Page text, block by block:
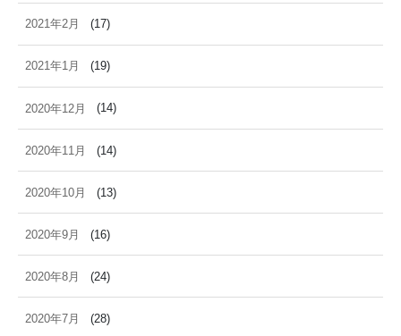
2021年2月 (17)
2021年1月 (19)
2020年12月 (14)
2020年11月 (14)
2020年10月 (13)
2020年9月 (16)
2020年8月 (24)
2020年7月 (28)